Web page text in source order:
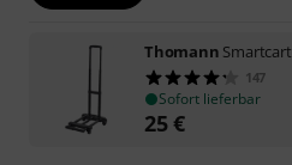
Thomann Smartcart
147
Sofort lieferbar
25€